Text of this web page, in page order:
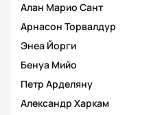
Алан Марио Сант
Арнасон Торвалдур
Энеа Йорги
Бенуа Мийо
Петр Арделяну
Александр Харкам